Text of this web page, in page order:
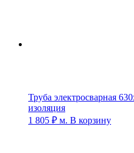
Труба электросварная
изоляция
1 805 ₽ м. В корзину